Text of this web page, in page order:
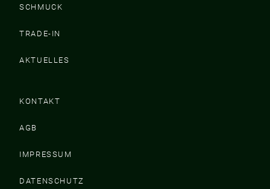
SCHMUCK
TRADE-IN
AKTUELLES
KONTAKT
AGB
IMPRESSUM
DATENSCHUTZ